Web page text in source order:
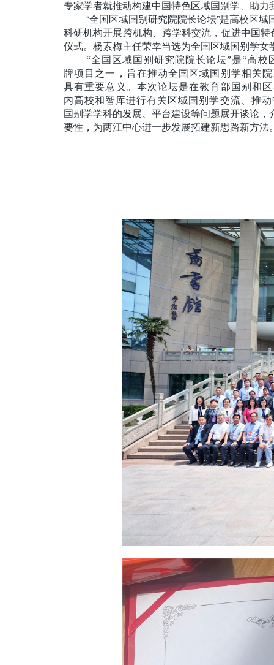
专家学者就推动构建中国特色区域国别学、助
“全国区域国别研究院院长论坛”是高校区
科研机构开展跨机构、跨学科交流，促进中国
仪式。杨素梅主任荣幸当选为全国区域国别学女
“全国区域国别研究院院长论坛”是“高
牌项目之一，旨在推动全国区域国别学相关
具有重要意义。 本次论坛是在教育部国别和
内高校和智库进行有关区域国别学交流、推
国别学学科的发展、平台建设等问题展开谈论
要性，为两江中心进一步发展拓建新思路新方法